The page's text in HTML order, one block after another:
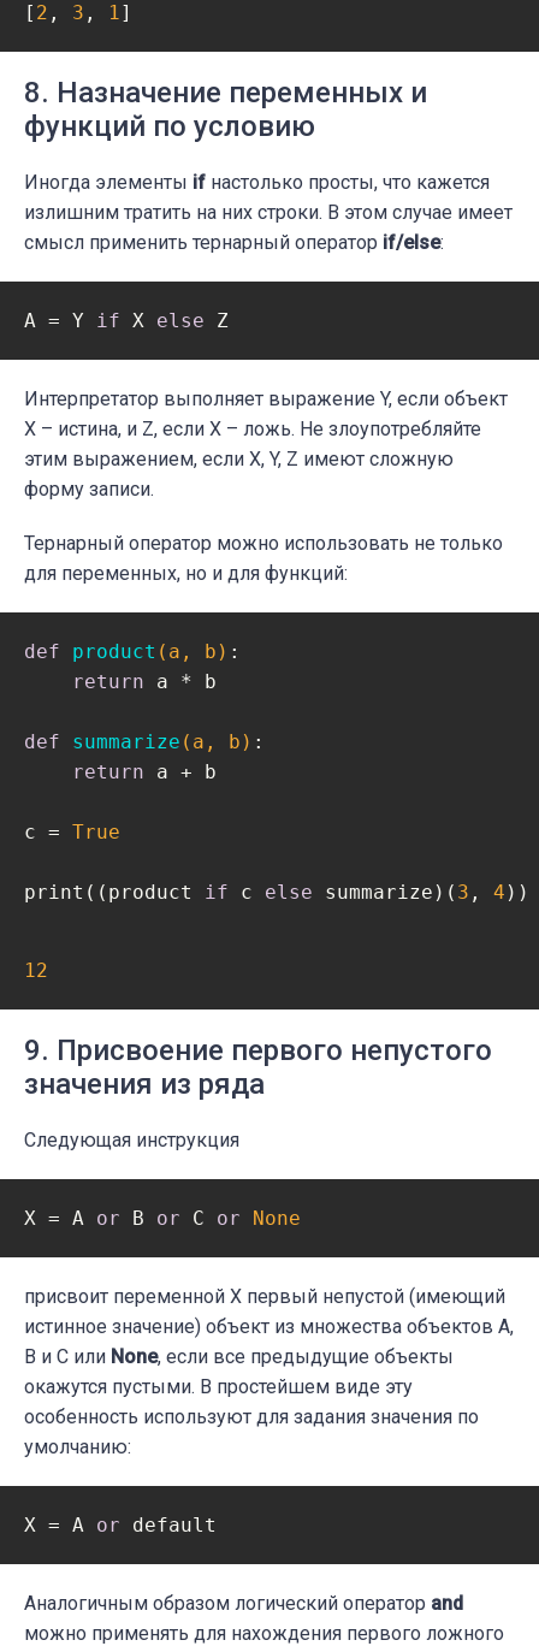
[ 2 , 3 , 1]
8. Назначение переменных и
функций по условию
Иногда элементы if настолько просты, что кажется
излишним тратить на них строки. В этом случае имеет
смысл применить тернарный оператор if/else:
A = Y if X else Z
Интерпретатор выполняет выражение Y, если объект
X – истина, и Z, если X – ложь. Не злоупотребляйте
этим выражением, если X, Y, Z имеют сложную
форму записи.
Тернарный оператор можно использовать не только
для переменных, но и для функций:
def product (a, b) :
return a * b
def summarize (a, b) :
return a + b
c = True
print((product if c else summarize)( 3 , 4 ))
12
9. Присвоение первого непустого
значения из ряда
Следующая инструкция
X = A or B or C or None
присвоит переменной X первый непустой (имеющий
истинное значение) объект из множества объектов A,
B и С или None, если все предыдущие объекты
окажутся пустыми. В простейшем виде эту
особенность используют для задания значения по
умолчанию:
X = A or default
Аналогичным образом логический оператор and
можно применять для нахождения первого ложного